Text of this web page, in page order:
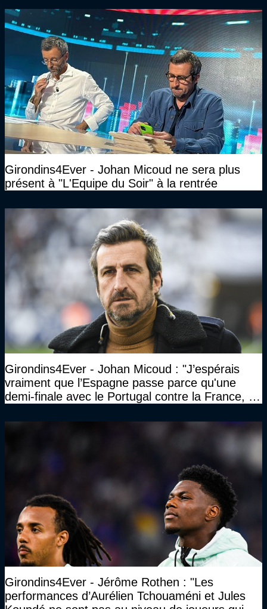
Girondins4Ever - Johan Micoud ne sera plus
présent à "L'Equipe du Soir" à la rentrée
Girondins4Ever - Johan Micoud : "J’espérais
vraiment que l’Espagne passe parce qu'une
demi-finale avec le Portugal contre la France, tu
Girondins4Ever - Jérôme Rothen : "Les
performances d’Aurélien Tchouaméni et Jules